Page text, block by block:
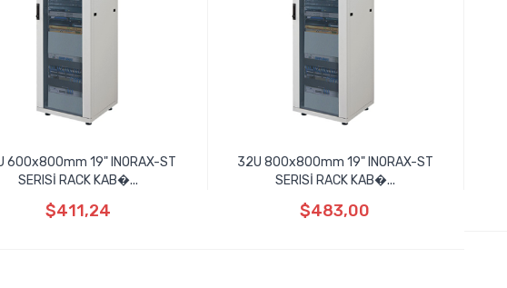
600x800mm 19" INORAX-ST
SERISİ RACK KAB�...
$411,24
32U 800x800mm 19" INORAX-ST
SERISİ RACK KAB�...
$483,00